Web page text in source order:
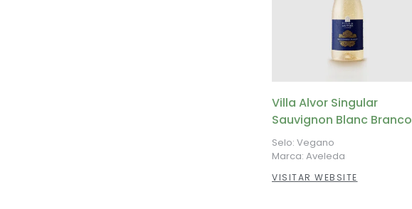
Villa Alvor Singular
Sauvignon Blanc Branco
Selo: Vegano
Marca: Aveleda
VISITAR WEBSITE